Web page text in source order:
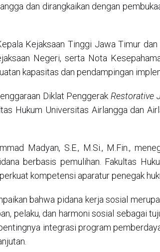
dan dirangkaikan dengan
Kejaksaan Tinggi Jawa Timur
Negeri, serta Nota
kapasitas dan pendampingan
Diklat Penggerak Restorative
Hukum Universitas Airlangga dan
Madyan, S.E., M.Si., M.Fin.,
berbasis pemulihan. Fakultas
kompetensi aparatur penegak
bahwa pidana kerja sosial
pelaku, dan harmoni sosial sebagai
integrasi program